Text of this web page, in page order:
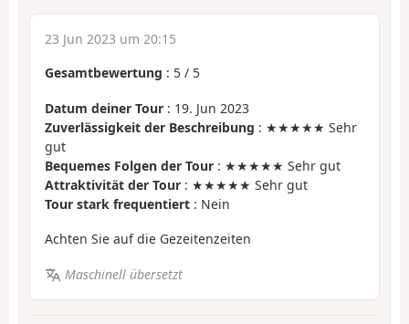
23 Jun 2023 um 20:15
Gesamtbewertung : 5 / 5
Datum deiner Tour : 19. Jun 2023
Zuverlässigkeit der Beschreibung : ★★★★★ Sehr
gut
Bequemes Folgen der Tour : ★★★★★ Sehr gut
Attraktivität der Tour : ★★★★★ Sehr gut
Tour stark frequentiert : Nein
Achten Sie auf die Gezeitenzeiten
Maschinell übersetzt